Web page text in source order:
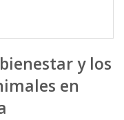
y los
en